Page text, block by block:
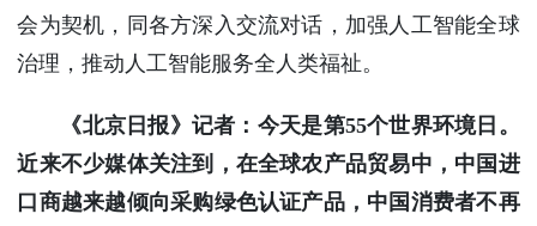
会为契机，同各方深入交流对话，加强人工智能全球
治理，推动人工智能服务全人类福祉。
《北京日报》记者：今天是第55个世界环境日。
近来不少媒体关注到，在全球农产品贸易中，中国进
口商越来越倾向采购绿色认证产品，中国消费者不再